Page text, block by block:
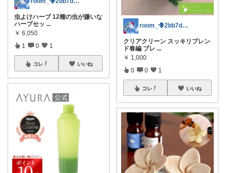
虫よけハーブ 12種の虫が嫌いな
ハーブセッ ...
￥ 6,050
1 0 1
コレ いいね
room_🪻2bb7d8bc05
クリアクリーン スッキリブレン
ド春編 ブレ ...
￥ 1,000
0 0 1
コレ いいね